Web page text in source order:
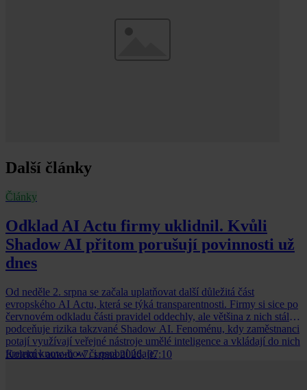
Další články
Články
Odklad AI Actu firmy uklidnil. Kvůli
Shadow AI přitom porušují povinnosti už
dnes
Od neděle 2. srpna se začala uplatňovat další důležitá část
evropského AI Actu, která se týká transparentnosti. Firmy si sice po
červnovém odkladu části pravidel oddechly, ale většina z nich stále
podceňuje rizika takzvané Shadow AI. Fenoménu, kdy zaměstnanci
potají využívají veřejné nástroje umělé inteligence a vkládají do nich
firemní know-how či osobní údaje.
Kolektiv autorů • 7. srpna 2026, 07:10